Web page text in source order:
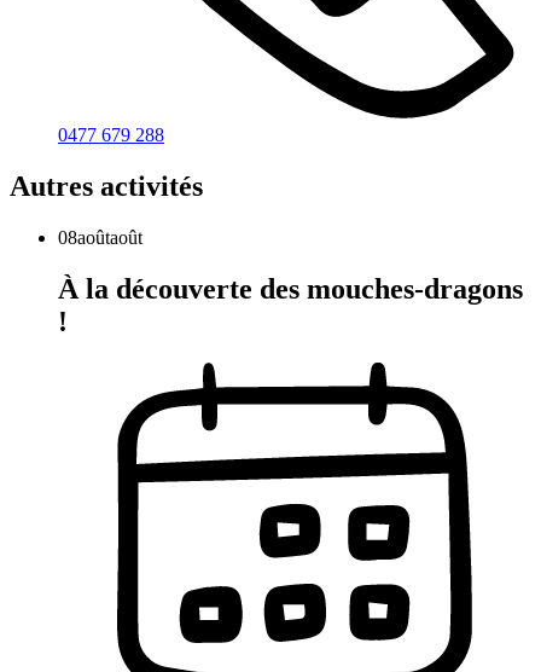
0477 679 288
Autres activités
08aoûtaoût
À la découverte des mouches-dragons
!